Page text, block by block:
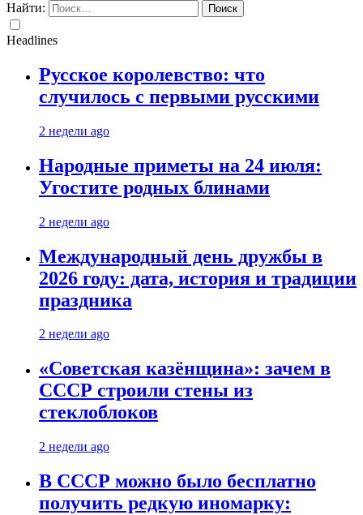
Найти:
Headlines
Русское королевство: что
случилось с первыми русскими
2 недели ago
Народные приметы на 24 июля:
Угостите родных блинами
2 недели ago
Международный день дружбы в
2026 году: дата, история и традиции
праздника
2 недели ago
«Советская казёнщина»: зачем в
СССР строили стены из
стеклоблоков
2 недели ago
В СССР можно было бесплатно
получить редкую иномарку: